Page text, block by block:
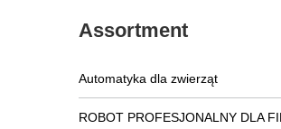
Assortment
Automatyka dla zwierząt
ROBOT PROFESJONALNY DLA